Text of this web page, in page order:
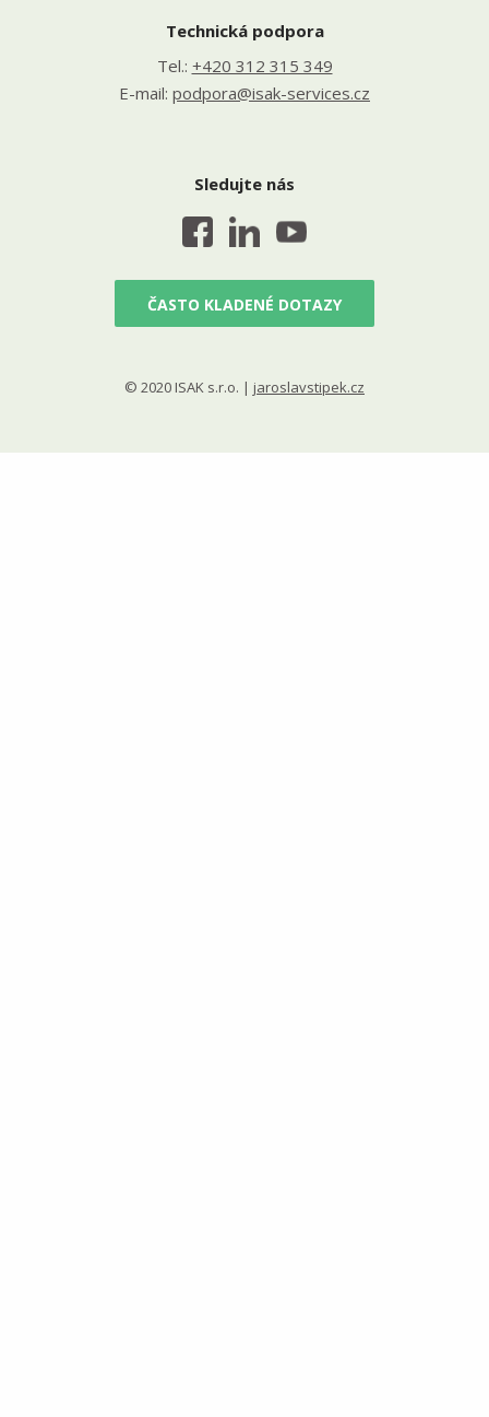
Technická podpora
Tel.: +420 312 315 349
E-mail: podpora@isak-services.cz
Sledujte nás
ČASTO KLADENÉ DOTAZY
© 2020 ISAK s.r.o. | jaroslavstipek.cz